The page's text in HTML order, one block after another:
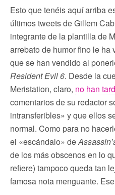
Esto que tenéis aquí arriba
últimos tweets de Gillem
integrante de la plantilla de
arrebato de humor fino le ha
que se han vendido al
Resident Evil 6. Desde la
Meristation, claro, no han
comentarios de su redactor
intransferibles» y que ellos
normal. Como para no
el «escándalo» de
de los más obscenos en lo
refiere) tampoco queda tan
famosa nota menguante.